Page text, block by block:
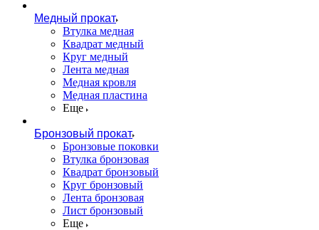
Медный прокат
Втулка медная
Квадрат медный
Круг медный
Лента медная
Медная кровля
Медная пластина
Еще
Бронзовый прокат
Бронзовые поковки
Втулка бронзовая
Квадрат бронзовый
Круг бронзовый
Лента бронзовая
Лист бронзовый
Еще